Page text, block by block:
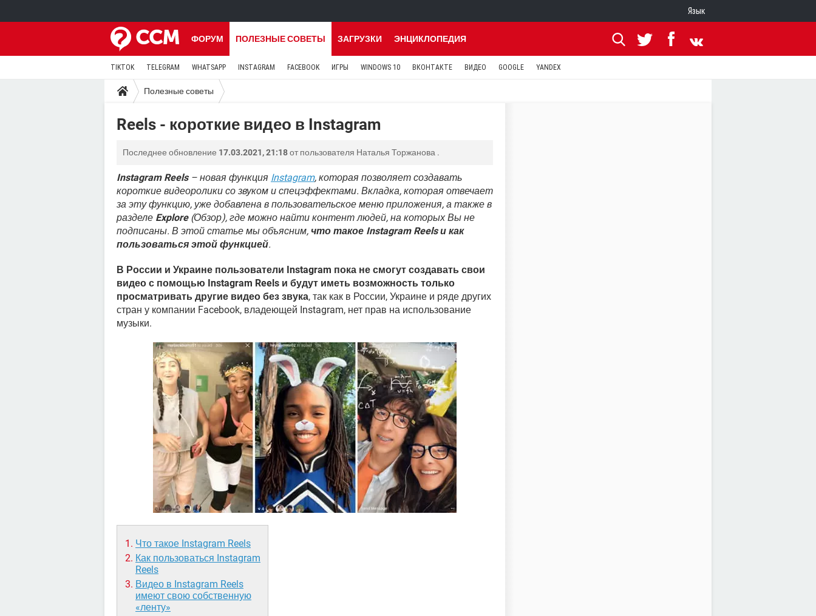
Язык
ФОРУМ ПОЛЕЗНЫЕ СОВЕТЫ ЗАГРУЗКИ ЭНЦИКЛОПЕДИЯ
TIKTOK TELEGRAM WHATSAPP INSTAGRAM FACEBOOK ИГРЫ WINDOWS 10 ВКОНТАКТЕ ВИДЕО GOOGLE YANDEX
Полезные советы
Reels - короткие видео в Instagram
Последнее обновление 17.03.2021, 21:18от пользователя Наталья Торжанова .
Instagram Reels– новая функция Instagram, которая позволяет создавать
короткие видеоролики со звуком и спецэффектами. Вкладка, которая отвечает
за эту функцию, уже добавлена в пользовательское меню приложения, а также в
разделе Explore(Обзор), где можно найти контент людей, на которых Вы не
подписаны. В этой статье мы объясним, что такое Instagram Reels и как
пользоваться этой функцией.
В России и Украине пользователи Instagram пока не смогут создавать свои
видео с помощью Instagram Reels и будут иметь возможность только
просматривать другие видео без звука, так как в России, Украине и ряде других
стран у компании Facebook, владеющей Instagram, нет прав на использование
музыки.
Что такое Instagram Reels
Как пользоваться Instagram
Reels
Видео в Instagram Reels
имеют свою собственную
«ленту»